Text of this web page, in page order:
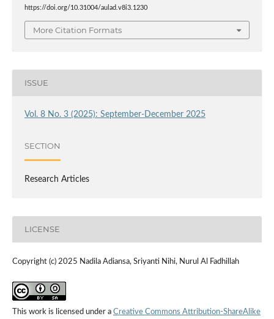
https://doi.org/10.31004/aulad.v8i3.1230
More Citation Formats
ISSUE
Vol. 8 No. 3 (2025): September-December 2025
SECTION
Research Articles
LICENSE
Copyright (c) 2025 Nadila Adiansa, Sriyanti Nihi, Nurul Al Fadhillah
This work is licensed under a Creative Commons Attribution-ShareAlike